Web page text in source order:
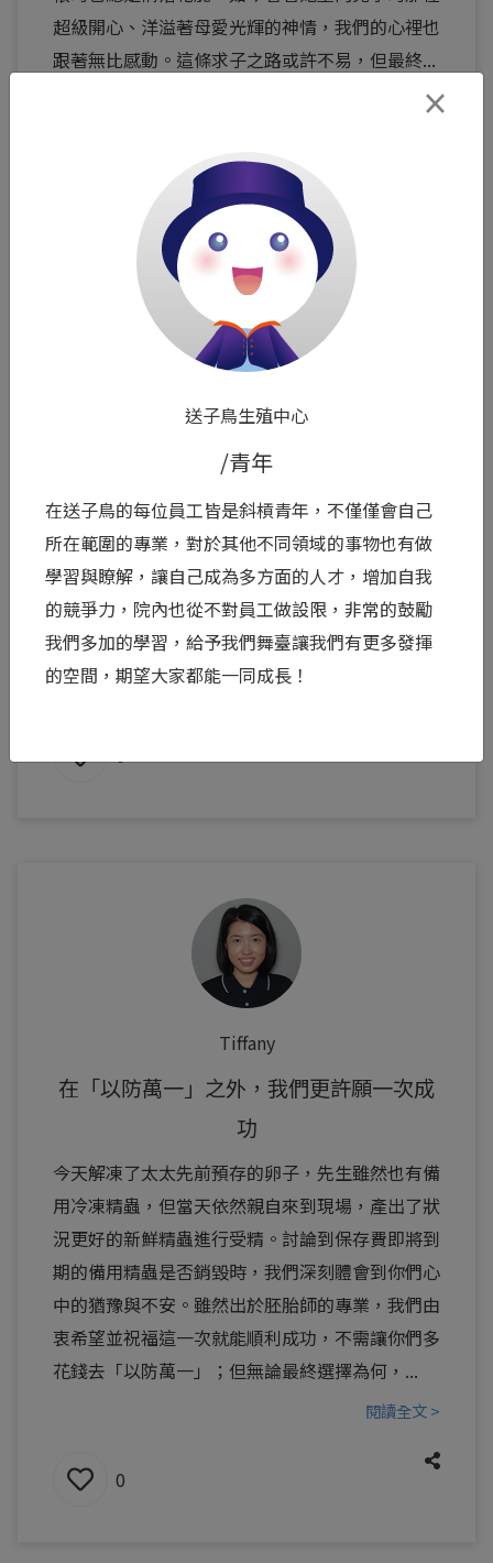
超級開心、洋溢著母愛光輝的神情，我們的心裡也
跟著無比感動。這條求子之路或許不易，但最終...
閱讀全文 >
Mini
那聲「Yes」背後，是兩個人緊握的雙手
面對「第 12 天，要不要繼續救？」這個如同豪賭
般的抉擇，從來不是她一個人的孤軍奮戰。身旁的
另一半，正同時扛著龐大的經濟壓力、看著妻子繼
續挨針...
Tiffany
在「以防萬一」之外，我們更許願一次成
功
今天解凍了太太先前預存的卵子，先生雖然也有備
用冷凍精蟲，但當天依然親自來到現場，產出了狀
況更好的新鮮精蟲進行受精。討論到保存費即將到
期的備用精蟲是否銷毀時，我們深刻體會到你們心
中的猶豫與不安。雖然出於胚胎師的專業，我們由
衷希望並祝福這一次就能順利成功，不需讓你們多
花錢去「以防萬一」；但無論最終選擇為何，...
閱讀全文 >
0
×
送子鳥生殖中心
/青年
在送子鳥的每位員工皆是斜槓青年，不僅僅會自己
所在範圍的專業，對於其他不同領域的事物也有做
學習與瞭解，讓自己成為多方面的人才，增加自我
的競爭力，院內也從不對員工做設限，非常的鼓勵
我們多加的學習，給予我們舞臺讓我們有更多發揮
的空間，期望大家都能一同成長！